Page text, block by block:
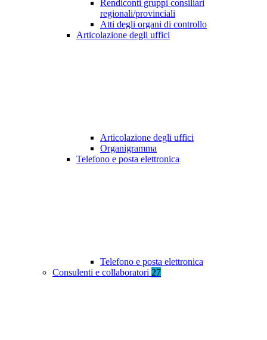
Rendiconti gruppi consiliari
regionali/provinciali
Atti degli organi di controllo
Articolazione degli uffici
Articolazione degli uffici
Organigramma
Telefono e posta elettronica
Telefono e posta elettronica
Consulenti e collaboratori 27